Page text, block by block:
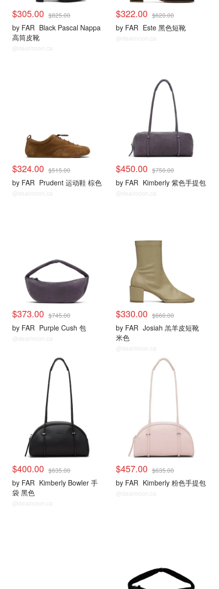
$305.00 $825.00
by FAR Black Pascal Nappa
高筒皮靴
@dealmoon.ca
$322.00 $620.00
by FAR Este 黑色短靴
@dealmoon.ca
$324.00 $515.00
by FAR Prudent 运动鞋 棕色
@dealmoon.ca
$450.00 $750.00
by FAR Kimberly 紫色手提包
@dealmoon.ca
$373.00 $745.00
by FAR Purple Cush 包
@dealmoon.ca
$330.00 $660.00
by FAR Josiah 羔羊皮短靴
米色
@dealmoon.ca
$400.00 $635.00
by FAR Kimberly Bowler 手
袋 黑色
@dealmoon.ca
$457.00 $635.00
by FAR Kimberly 粉色手提包
@dealmoon.ca